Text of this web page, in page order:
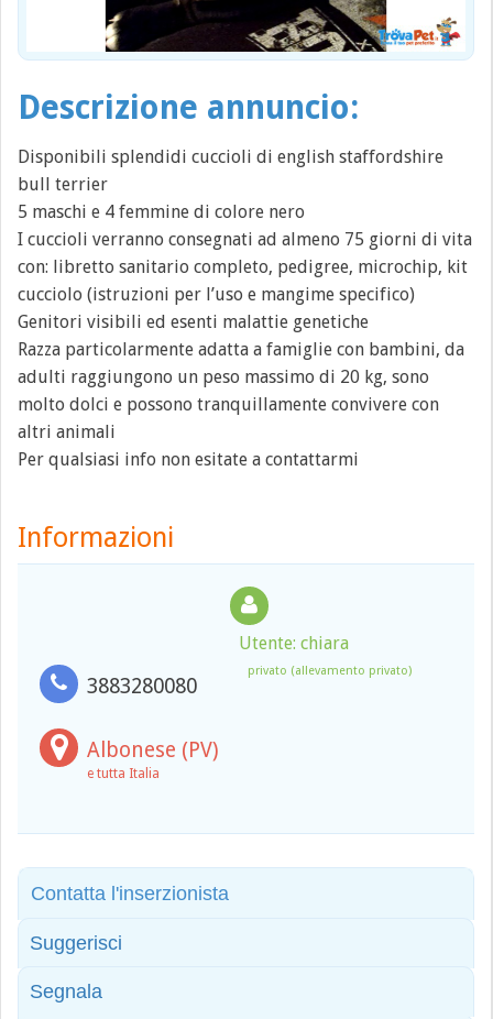
Descrizione annuncio:
Disponibili splendidi cuccioli di english staffordshire
bull terrier
5 maschi e 4 femmine di colore nero
I cuccioli verranno consegnati ad almeno 75 giorni di vita
con: libretto sanitario completo, pedigree, microchip, kit
cucciolo (istruzioni per l’uso e mangime specifico)
Genitori visibili ed esenti malattie genetiche
Razza particolarmente adatta a famiglie con bambini, da
adulti raggiungono un peso massimo di 20 kg, sono
molto dolci e possono tranquillamente convivere con
altri animali
Per qualsiasi info non esitate a contattarmi
Informazioni
3883280080
Utente: chiara
privato (allevamento privato)
Albonese (PV)
e tutta Italia
Contatta l'inserzionista
Suggerisci
Segnala